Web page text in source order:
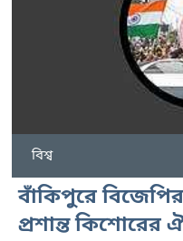
বিশ্ব
বাঁকিপুরে
প্রশান্ত কিশোরের